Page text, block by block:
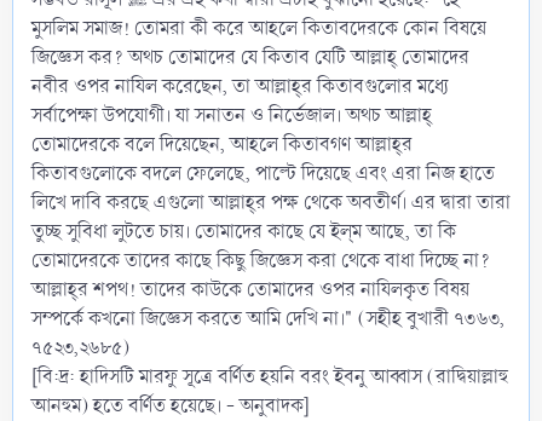
মুসলিম সমাজ! তোমরা কী করে আহলে কিতাবদেরকে কোন বিষয়ে
জিজ্ঞেস কর? অথচ তোমাদের যে কিতাব যেটি আল্লাহ্ তোমাদের
নবীর ওপর নাযিল করেছেন, তা আল্লাহ্‌র কিতাবগুলোর মধ্যে
সর্বাপেক্ষা উপযোগী। যা সনাতন ও নির্ভেজাল। অথচ আল্লাহ্
তোমাদেরকে বলে দিয়েছেন, আহলে কিতাবগণ আল্লাহ্‌র
কিতাবগুলোকে বদলে ফেলেছে, পাল্টে দিয়েছে এবং এরা নিজ হাতে
লিখে দাবি করছে এগুলো আল্লাহ্‌র পক্ষ থেকে অবতীর্ণ। এর দ্বারা তারা
তুচ্ছ সুবিধা লুটতে চায়। তোমাদের কাছে যে ইল্‌ম আছে, তা কি
তোমাদেরকে তাদের কাছে কিছু জিজ্ঞেস করা থেকে বাধা দিচ্ছে না?
আল্লাহ্‌র শপথ! তাদের কাউকে তোমাদের ওপর নাযিলকৃত বিষয়
সম্পর্কে কখনো জিজ্ঞেস করতে আমি দেখি না।" (সহীহ বুখারী ৭৩৬৩,
৭৫২৩,২৬৮৫)
[বি:দ্র: হাদিসটি মারফু সূত্রে বর্ণিত হয়নি বরং ইবনু আব্বাস (রাদ্বিয়াল্লাহু
আনহুম) হতে বর্ণিত হয়েছে। - অনুবাদক]